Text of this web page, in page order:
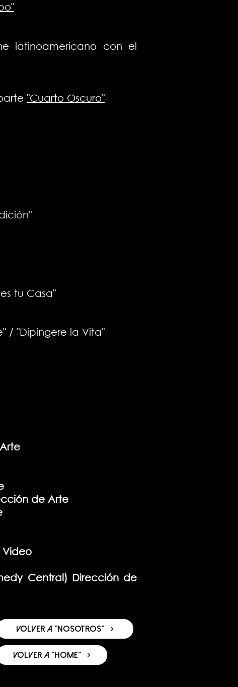
latinoamericano con el
"Cuarto Oscuro"
tu Casa"
/ "Dipingere la Vita"
de Arte
Video
Central) Dirección de
volver a "nosotros"
volver a "home"